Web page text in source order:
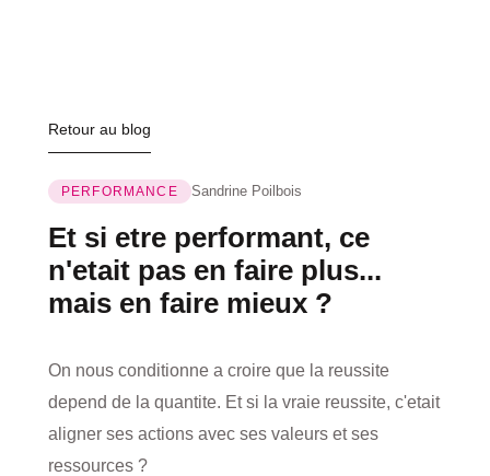
Retour au blog
PERFORMANCE Sandrine Poilbois
Et si etre performant, ce
n'etait pas en faire plus...
mais en faire mieux ?
On nous conditionne a croire que la reussite
depend de la quantite. Et si la vraie reussite, c'etait
aligner ses actions avec ses valeurs et ses
ressources ?